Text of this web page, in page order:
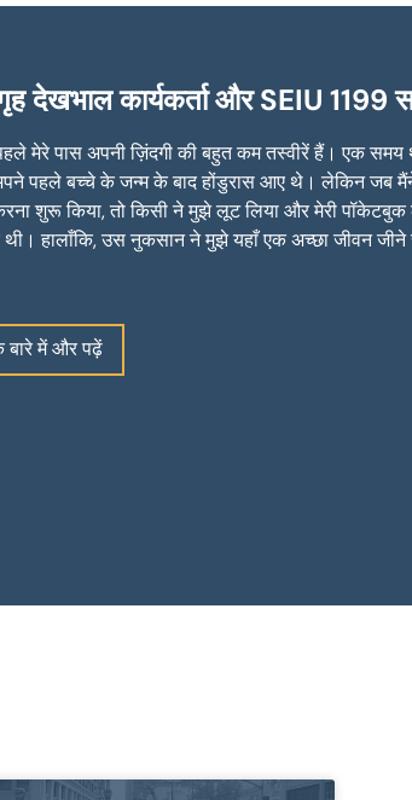
देखभाल कार्यकर्ता और SEIU 1199
मेरे पास अपनी ज़िंदगी की बहुत कम तस्वीरें हैं। एक समय
पहले बच्चे के जन्म के बाद होंडुरास आए थे। लेकिन जब
शुरू किया, तो किसी ने मुझे लूट लिया और मेरी
थी। हालाँकि, उस नुकसान ने मुझे यहाँ एक अच्छा जीवन जीने
बारे में और पढ़ें